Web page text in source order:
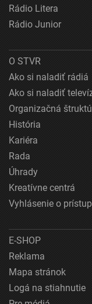
Rádio Litera
Rádio Junior
O STVR
Ako si naladiť rádiá
Ako si naladiť
Organizačná
História
Kariéra
Rada
Úhrady
Kreatívne centrá
Vyhlásenie o
E-SHOP
Reklama
Mapa stránok
Logá na stiahnutie